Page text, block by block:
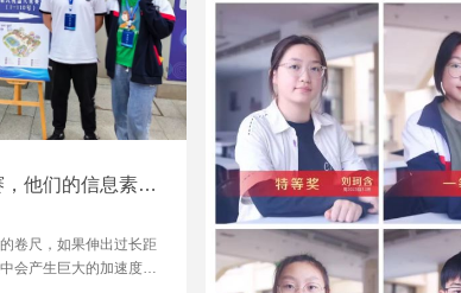
他们的信息素养
卷尺，如果伸出过长距
会产生巨大的加速度，